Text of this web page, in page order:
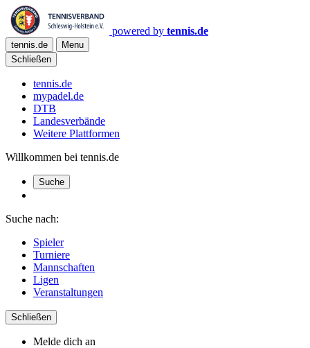
powered by tennis.de
tennis.de
Menu
Schließen
tennis.de
mypadel.de
DTB
Landesverbände
Weitere Plattformen
Willkommen bei tennis.de
Suche
Suche nach:
Spieler
Turniere
Mannschaften
Ligen
Veranstaltungen
Schließen
Melde dich an